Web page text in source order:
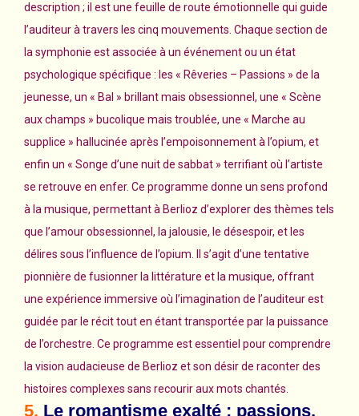
description ; il est une feuille de route émotionnelle qui guide
l’auditeur à travers les cinq mouvements. Chaque section de
la symphonie est associée à un événement ou un état
psychologique spécifique : les « Rêveries – Passions » de la
jeunesse, un « Bal » brillant mais obsessionnel, une « Scène
aux champs » bucolique mais troublée, une « Marche au
supplice » hallucinée après l’empoisonnement à l’opium, et
enfin un « Songe d’une nuit de sabbat » terrifiant où l’artiste
se retrouve en enfer. Ce programme donne un sens profond
à la musique, permettant à Berlioz d’explorer des thèmes tels
que l’amour obsessionnel, la jalousie, le désespoir, et les
délires sous l’influence de l’opium. Il s’agit d’une tentative
pionnière de fusionner la littérature et la musique, offrant
une expérience immersive où l’imagination de l’auditeur est
guidée par le récit tout en étant transportée par la puissance
de l’orchestre. Ce programme est essentiel pour comprendre
la vision audacieuse de Berlioz et son désir de raconter des
histoires complexes sans recourir aux mots chantés.
5. Le romantisme exalté : passions,